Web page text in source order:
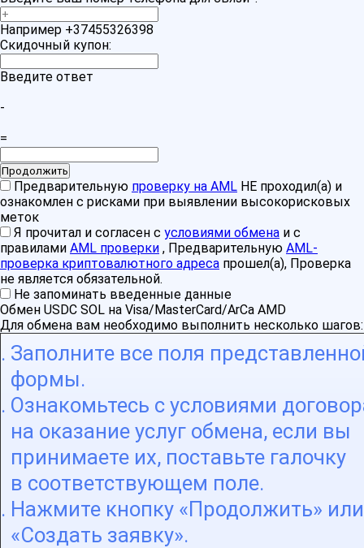
Например +37455326398
Скидочный купон:
Введите ответ
-
=
Предварительную проверку на AML НЕ проходил(а) и
ознакомлен с рисками при выявлении высокорисковых
меток
Я прочитал и согласен с условиями обмена и с
правилами AML проверки , Предварительную AML-
проверка криптовалютного адреса прошел(а), Проверка
не является обязательной.
Не запоминать введенные данные
Обмен USDC SOL на Visa/MasterCard/ArCa AMD
Для обмена вам необходимо выполнить несколько шагов:
Заполните все поля
формы.
Ознакомьтесь с условиями
на оказание услуг обмена, если вы
принимаете их, поставьте галочку
в соответствующем поле.
Нажмите кнопку «Продолжить» или
«Создать заявку».